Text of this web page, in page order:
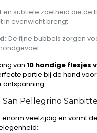
Een subtiele zoetheid die de
in evenwicht brengt.
De fijne bubbels zorgen
van 10 handige flesjes
portie bij de hand
ontspanning.
San Pellegrino
enorm veelzijdig en vormt